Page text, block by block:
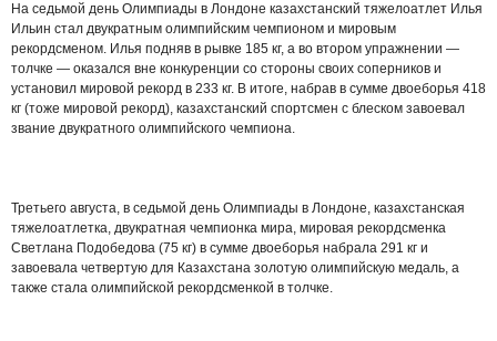
На седьмой день Олимпиады в Лондоне казахстанский тяжелоатлет Илья
Ильин стал двукратным олимпийским чемпионом и мировым
рекордсменом. Илья подняв в рывке 185 кг, а во втором упражнении —
толчке — оказался вне конкуренции со стороны своих соперников и
установил мировой рекорд в 233 кг. В итоге, набрав в сумме двоеборья 418
кг (тоже мировой рекорд), казахстанский спортсмен с блеском завоевал
звание двукратного олимпийского чемпиона.
Третьего августа, в седьмой день Олимпиады в Лондоне, казахстанская
тяжелоатлетка, двукратная чемпионка мира, мировая рекордсменка
Светлана Подобедова (75 кг) в сумме двоеборья набрала 291 кг и
завоевала четвертую для Казахстана золотую олимпийскую медаль, а
также стала олимпийской рекордсменкой в толчке.